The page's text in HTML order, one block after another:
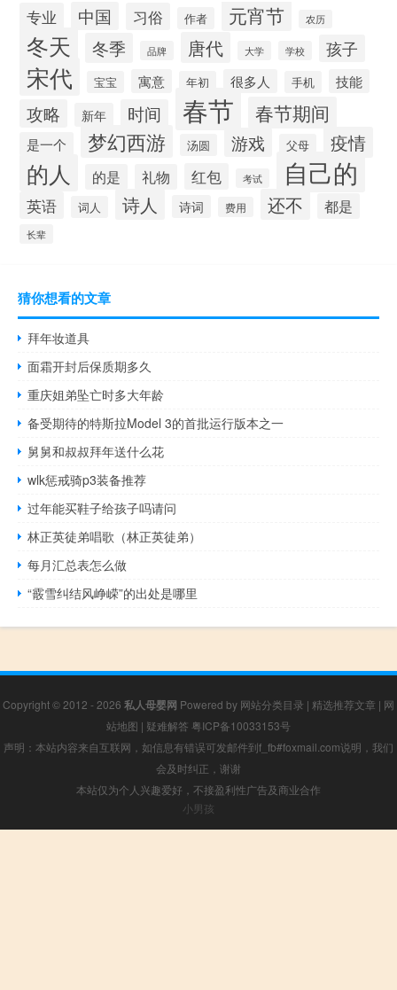
专业 中国 习俗 作者 元宵节 农历
冬天 冬季 品牌 唐代 大学 学校 孩子
宋代 宝宝 寓意 年初 很多人 手机 技能
攻略 新年 时间 春节 春节期间
是一个 梦幻西游 汤圆 游戏 父母 疫情
的人 的是 礼物 红包 考试 自己的
英语 词人 诗人 诗词 费用 还不 都是
长辈
猜你想看的文章
拜年妆道具
面霜开封后保质期多久
重庆姐弟坠亡时多大年龄
备受期待的特斯拉Model 3的首批运行版本之一
舅舅和叔叔拜年送什么花
wlk惩戒骑p3装备推荐
过年能买鞋子给孩子吗请问
林正英徒弟唱歌（林正英徒弟）
每月汇总表怎么做
“霰雪纠结风峥嵘”的出处是哪里
Copyright © 2012 - 2026 私人母婴网 Powered by 网站分类目录 | 精选推荐文章 | 网
站地图 | 疑难解答 粤ICP备10033153号
声明：本站内容来自互联网，如信息有错误可发邮件到f_fb#foxmail.com说明，我们
会及时纠正，谢谢
本站仅为个人兴趣爱好，不接盈利性广告及商业合作
小男孩